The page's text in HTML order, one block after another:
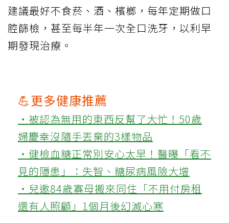
建議最好不食菸、酒、檳榔，每年定期做口
腔篩檢，甚至每半年一次全口洗牙，以利早
期發現治療。
💪更多健康推薦
‧被認為無用的東西反幫了大忙！50歲
婦慶幸沒隨手丟棄的3樣物品
‧健檢血糖正常別安心太早！醫曝「看不
見的隱患」：失智、糖尿病風險大增
‧兒邀84歲寡母搬來同住「不用付房租
還有人照顧」1個月後幻滅心寒